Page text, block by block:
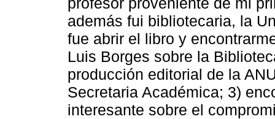
además fui bibliotecaria, la
fue abrir el libro y
Luis Borges sobre la
producción editorial de la
Secretaria Académica; 3)
interesante sobre el